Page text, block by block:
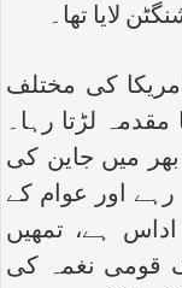
لایا تھا۔
کی مختلف
مقدمہ لڑتا رہا۔
بھر میں جاین کی
اور عوام کے
اداس ہے، تمھیں
قومی نغمہ کی